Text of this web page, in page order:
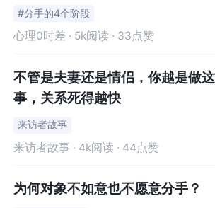
分手后，我过的很
为什么失恋会让人如此难过、心痛？
神经科学领域研究告诉了我们答案：当
恋经历时，大脑被激活的区域与当我们
一种情绪状态，而是真真正正地感受到了
#分手的4个阶段
心理0时差 · 5k阅读 · 33点赞
不管是夫妻还是情侣，你越是做
事，关系死得越快
来访者故事
来访者故事 · 4k阅读 · 44点赞
为何对象不如意也不愿意分手？